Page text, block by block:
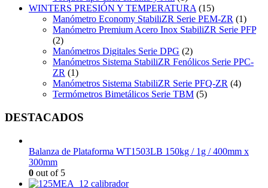
WINTERS PRESIÓN Y TEMPERATURA (15)
Manómetro Economy StabiliZR Serie PEM-ZR (1)
Manómetro Premium Acero Inox StabiliZR Serie PFP
(2)
Manómetros Digitales Serie DPG (2)
Manómetros Sistema StabiliZR Fenólicos Serie PPC-
ZR (1)
Manómetros Sistema StabiliZR Serie PFQ-ZR (4)
Termómetros Bimetálicos Serie TBM (5)
DESTACADOS
Balanza de Plataforma WT1503LB 150kg / 1g / 400mm x
300mm
0 out of 5